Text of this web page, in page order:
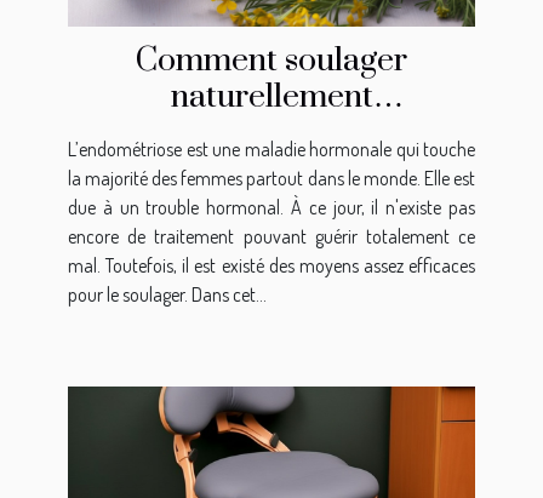
Comment soulager
naturellement
l’endométriose ?
L’endométriose est une maladie hormonale qui touche
la majorité des femmes partout dans le monde. Elle est
due à un trouble hormonal. À ce jour, il n'existe pas
encore de traitement pouvant guérir totalement ce
mal. Toutefois, il est existé des moyens assez efficaces
pour le soulager. Dans cet...